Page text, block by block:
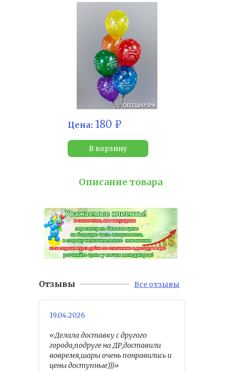
Отзывы Все отзывы
19.04.2026
«Делала доставку с другого
города,подруге на ДР,доставили
вовремя,шары очень понравились и
цены доступные)))»
Цена: 180 ₽
В корзину
Описание товара